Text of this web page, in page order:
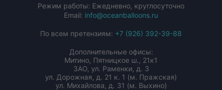
Режим работы: Ежедневно, круглосуточно
Email: info@oceanballoons.ru
По всем претензиям: +7 (926) 392-39-88
Дополнительные офисы:
Митино, Пятницкое ш., 21к1
ЗАО, ул. Раменки, д. 3
ул. Дорожная, д. 21 к. 1 (м. Пражская)
ул. Михайлова, д. 31 (м. Выхино)